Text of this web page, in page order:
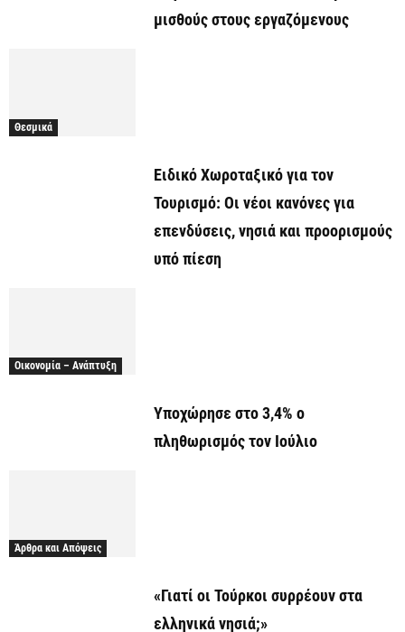
μισθούς στους εργαζόμενους
Θεσμικά
Ειδικό Χωροταξικό για τον
Τουρισμό: Οι νέοι κανόνες για
επενδύσεις, νησιά και προορισμούς
υπό πίεση
Οικονομία – Ανάπτυξη
Υποχώρησε στο 3,4% ο
πληθωρισμός τον Ιούλιο
Άρθρα και Απόψεις
«Γιατί οι Τούρκοι συρρέουν στα
ελληνικά νησιά;»